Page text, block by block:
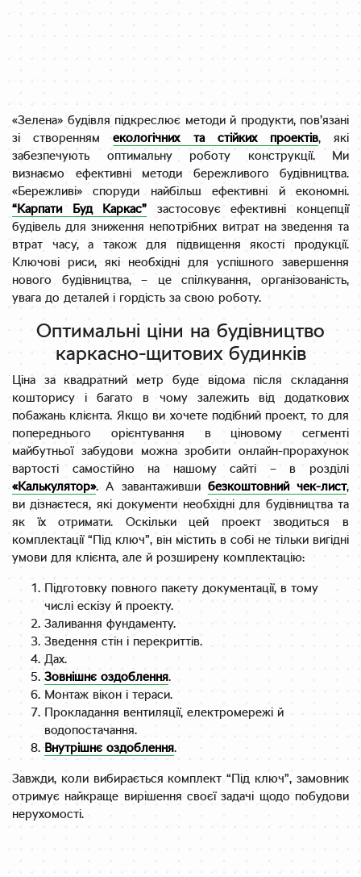
«Зелена» будівля підкреслює методи й продукти, пов’язані
зі створеннямекологічних та стійких проектів, які
забезпечують оптимальну роботу конструкції. Ми
визнаємо ефективні методи бережливого будівництва.
«Бережливі» споруди найбільш ефективні й економні.
“Карпати Буд Каркас” застосовує ефективні концепції
будівель для зниження непотрібних витрат на зведення та
втрат часу, а також для підвищення якості продукції.
Ключові риси, які необхідні для успішного завершення
нового будівництва, – це спілкування, організованість,
увага до деталей і гордість за свою роботу.
Оптимальні ціни на будівництво
каркасно-щитових будинків
Ціна за квадратний метр буде відома після складання
кошторису і багато в чому залежить від додаткових
побажань клієнта. Якщо ви хочете подібний проект, то для
попереднього орієнтування в ціновому сегменті
майбутньої забудови можна зробити онлайн-прорахунок
вартості самостійно на нашому сайті – в розділі
«Калькулятор». А завантаживши безкоштовний чек-лист,
ви дізнаєтеся, які документи необхідні для будівництва та
як їх отримати. Оскільки цей проект зводиться в
комплектації “Під ключ”, він містить в собі не тільки вигідні
умови для клієнта, але й розширену комплектацію:
Підготовку повного пакету документації, в тому
числі ескізу й проекту.
Заливання фундаменту.
Зведення стін і перекриттів.
Дах.
Зовнішнє оздоблення.
Монтаж вікон і тераси.
Прокладання вентиляції, електромережі й
водопостачання.
Внутрішнє оздоблення.
Завжди, коли вибирається комплект “Під ключ”, замовник
отримує найкраще вирішення своєї задачі щодо побудови
нерухомості.